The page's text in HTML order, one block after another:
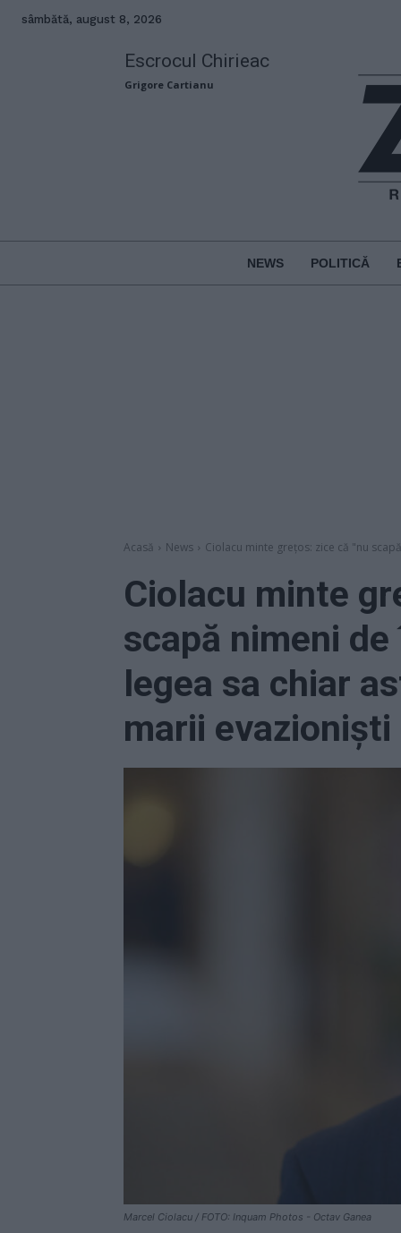
sâmbătă, august 8, 2026
Escrocul Chirieac
Grigore Cartianu
NEWS POLITICĂ
Acasă News Ciolacu minte grețos: zice că "nu
Ciolacu minte
scapă nimeni
legea sa chiar
marii evazioniști
Marcel Ciolacu / FOTO: Inquam Photos - Octav Ganea